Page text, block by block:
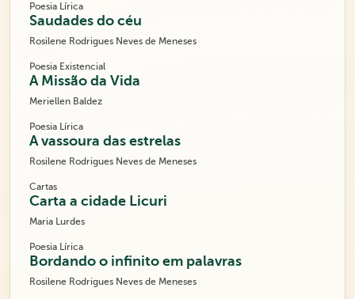
Poesia Lírica
Saudades do céu
Rosilene Rodrigues Neves de Meneses
Poesia Existencial
A Missão da Vida
Meriellen Baldez
Poesia Lírica
A vassoura das estrelas
Rosilene Rodrigues Neves de Meneses
Cartas
Carta a cidade Licuri
Maria Lurdes
Poesia Lírica
Bordando o infinito em palavras
Rosilene Rodrigues Neves de Meneses